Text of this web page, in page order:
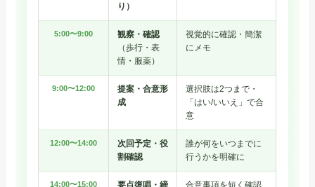
り）
5:00〜9:00
観察・確認
（歩行・表
情・服薬）
視覚的に確認・簡潔
にメモ
9:00〜12:00
提案・合意形
成
選択肢は2つまで・
「はい/いいえ」で合
意
12:00〜14:00
次回予定・役
割確認
誰が何をいつまでに
行うかを明確に
14:00〜15:00
要点復唱・締
合意事項を短く確認